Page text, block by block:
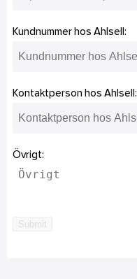
Kundnummer hos Ahlsell:
Kontaktperson hos Ahlsell:
Övrigt:
Submit